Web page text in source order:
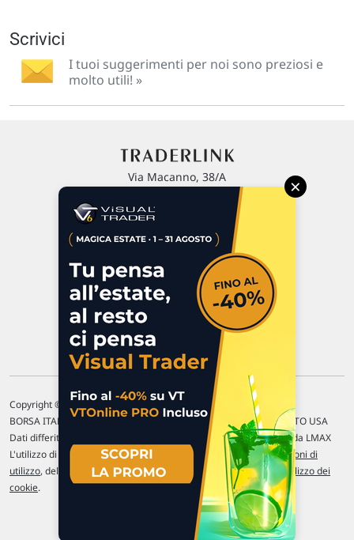
Scrivici
I tuoi suggerimenti per noi sono preziosi e
molto utili! »
Via Macanno, 38/A
P.IVA 02 452 460 401
Commenti e segnalazioni
Contattaci
Copyright © 1996-2026 Traderlink Italia s.r.l.
BORSA ITALIANA Quotazioni di borsa differite di 15 min. / MERCATO USA
Dati differiti di 15 min. (fonte Intrinio) / FOREX Quotazioni fornite da LMAX
L'utilizzo di questo sito implica l'accettazione delle nostre Condizioni di
utilizzo, del Disclaimer MAR, dellePolitiche sulla privacye dell' Utilizzo dei
cookie.
×